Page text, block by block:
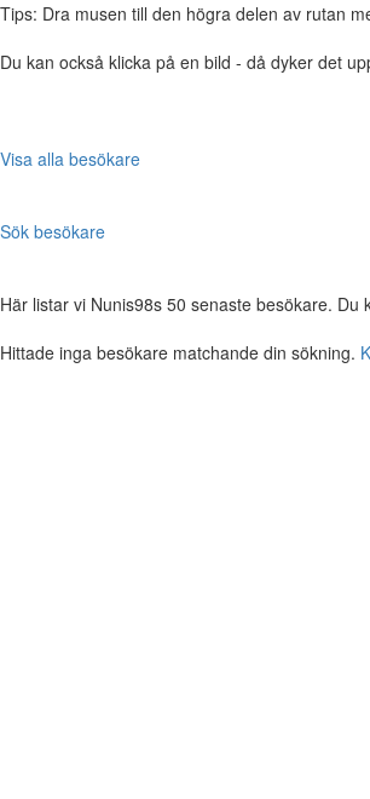
Tips: Dra musen till den högra delen av rutan
Du kan också klicka på en bild - då dyker det
Visa alla besökare
Sök besökare
Här listar vi Nunis98s 50 senaste besökare. Du
Hittade inga besökare matchande din sökning.